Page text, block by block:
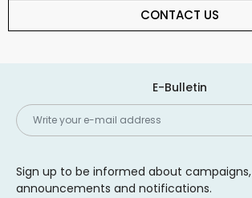
CONTACT US
E-Bulletin
Sign up to be informed about campaigns,
announcements and notifications.